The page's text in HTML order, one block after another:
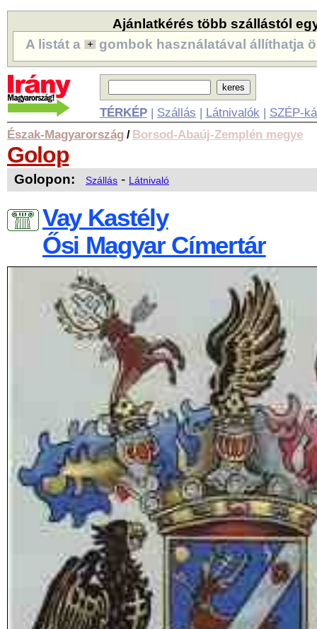
Ajánlatkérés több szállástól
A listát a
gombok használatával állíthatja
TÉRKÉP| Szállás | Látnivalók | SZÉP-
Észak-Magyarország / Borsod-Abaúj-Zemplén megye
Golop
Golopon: Szállás - Látnivaló
Vay Kastély
Ősi Magyar Címertár